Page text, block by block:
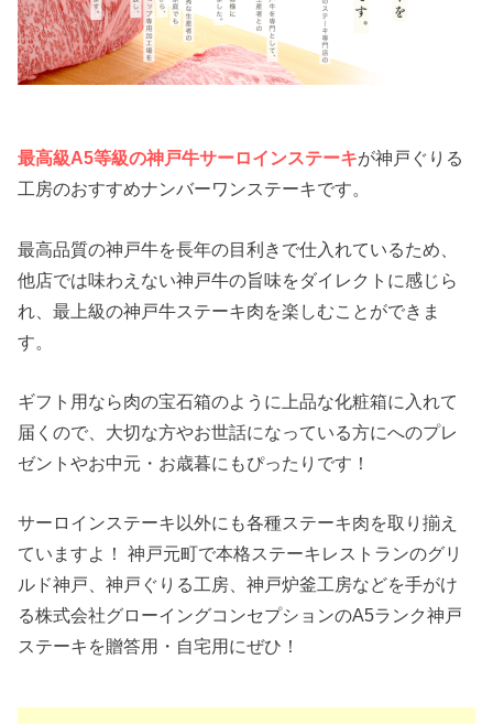
最高級A5等級の神戸牛サーロインステーキが神戸ぐりる
工房のおすすめナンバーワンステーキです。
最高品質の神戸牛を長年の目利きで仕入れているため、
他店では味わえない神戸牛の旨味をダイレクトに感じら
れ、最上級の神戸牛ステーキ肉を楽しむことができま
す。
ギフト用なら肉の宝石箱のように上品な化粧箱に入れて
届くので、大切な方やお世話になっている方にへのプレ
ゼントやお中元・お歳暮にもぴったりです！
サーロインステーキ以外にも各種ステーキ肉を取り揃え
ていますよ！ 神戸元町で本格ステーキレストランのグリ
ルド神戸、神戸ぐりる工房、神戸炉釜工房などを手がけ
る株式会社グローイングコンセプションのA5ランク神戸
ステーキを贈答用・自宅用にぜひ！